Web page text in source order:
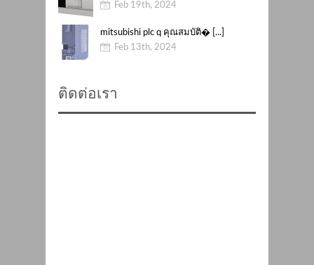
Feb 19th, 2024
mitsubishi plc q คุณสมบัติ� [...]
Feb 13th, 2024
ติดต่อเรา